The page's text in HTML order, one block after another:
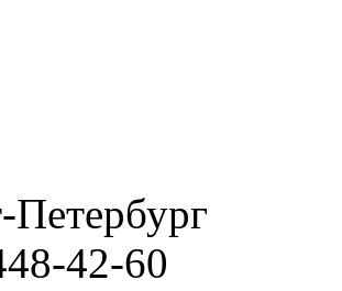
Петербург
42-60